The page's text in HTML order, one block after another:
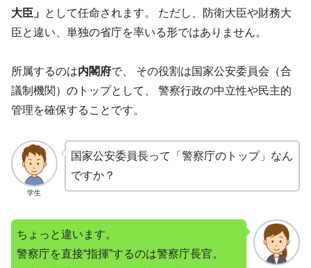
大臣」 として任命されます。 ただし、防衛大臣や財務大
臣と違い、単独の省庁を率いる形ではありません。
所属するのは内閣府で、 その役割は国家公安委員会（合
議制機関）のトップとして、 警察行政の中立性や民主的
管理を確保することです。
学生
国家公安委員長って「警察庁のトップ」なん
ですか？
ちょっと違います。
警察庁を直接“指揮”するのは警察庁長官。